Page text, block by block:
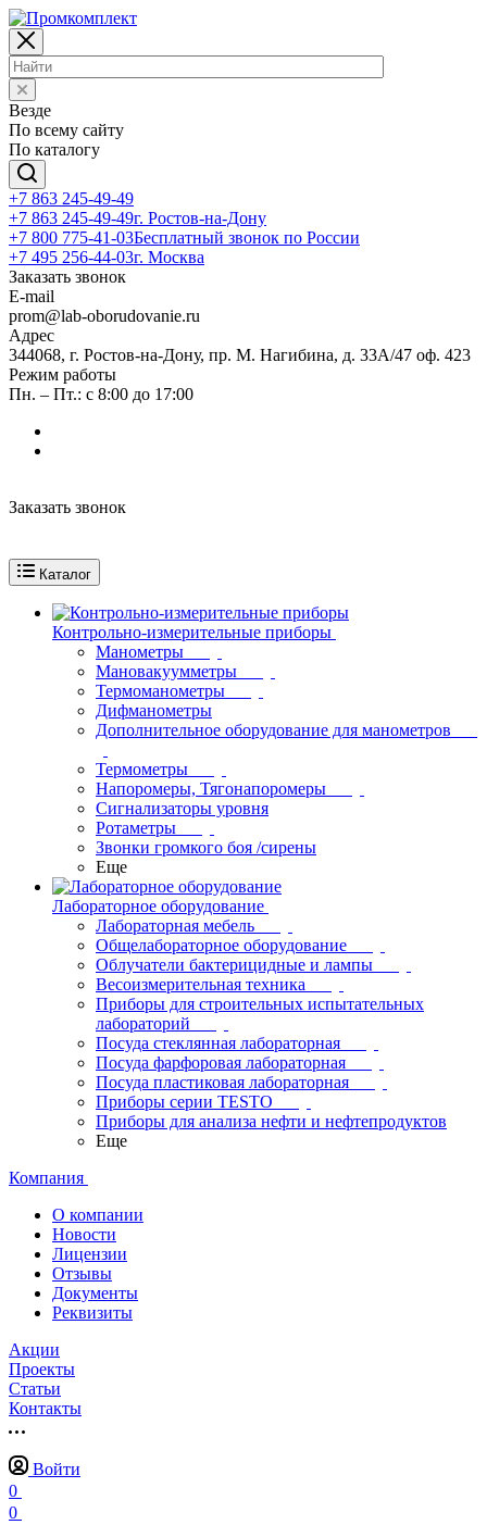
Везде
По всему сайту
По каталогу
+7 863 245-49-49
+7 863 245-49-49г. Ростов-на-Дону
+7 800 775-41-03Бесплатный звонок по России
+7 495 256-44-03г. Москва
Заказать звонок
E-mail
prom@lab-oborudovanie.ru
Адрес
344068, г. Ростов-на-Дону, пр. М. Нагибина, д. 33А/47 оф. 423
Режим работы
Пн. – Пт.: с 8:00 до 17:00
Заказать звонок
Каталог
Контрольно-измерительные приборы
Манометры
Мановакуумметры
Термоманометры
Дифманометры
Дополнительное оборудование для манометров
Термометры
Напоромеры, Тягонапоромеры
Сигнализаторы уровня
Ротаметры
Звонки громкого боя /сирены
Еще
Лабораторное оборудование
Лабораторная мебель
Общелабораторное оборудование
Облучатели бактерицидные и лампы
Весоизмерительная техника
Приборы для строительных испытательных
лабораторий
Посуда стеклянная лабораторная
Посуда фарфоровая лабораторная
Посуда пластиковая лабораторная
Приборы серии TESTO
Приборы для анализа нефти и нефтепродуктов
Еще
Компания
О компании
Новости
Лицензии
Отзывы
Документы
Реквизиты
Акции
Проекты
Статьи
Контакты
Войти
0
0